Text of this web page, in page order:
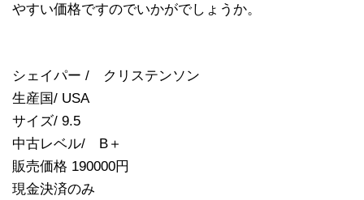
やすい価格ですのでいかがでしょうか。
シェイパー / クリステンソン
生産国/ USA
サイズ/ 9.5
中古レベル/ B＋
販売価格 190000円
現金決済のみ